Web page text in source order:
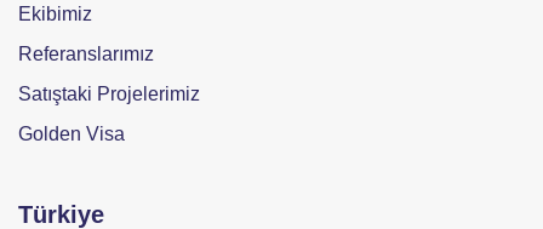
Ekibimiz
Referanslarımız
Satıştaki Projelerimiz
Golden Visa
Türkiye